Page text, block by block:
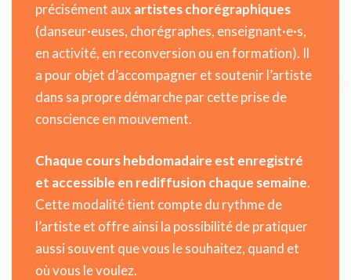
précisément aux artistes chorégraphiques
(danseur·euses, chorégraphes, enseignant·e·s,
en activité, en reconversion ou en formation). Il
a pour objet d’accompagner et soutenir l’artiste
dans sa propre démarche par cette prise de
conscience en mouvement.
Chaque cours hebdomadaire est enregistré
et accessible en rediffusion chaque semaine.
Cette modalité tient compte du rythme de
l’artiste et offre ainsi la possibilité de pratiquer
aussi souvent que vous le souhaitez, quand et
où vous le voulez.